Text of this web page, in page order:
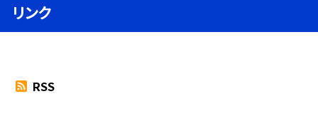
リンク
RSS